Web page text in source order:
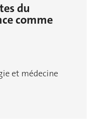
du
comme
et médecine